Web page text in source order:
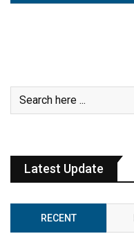
Latest Update
RECENT